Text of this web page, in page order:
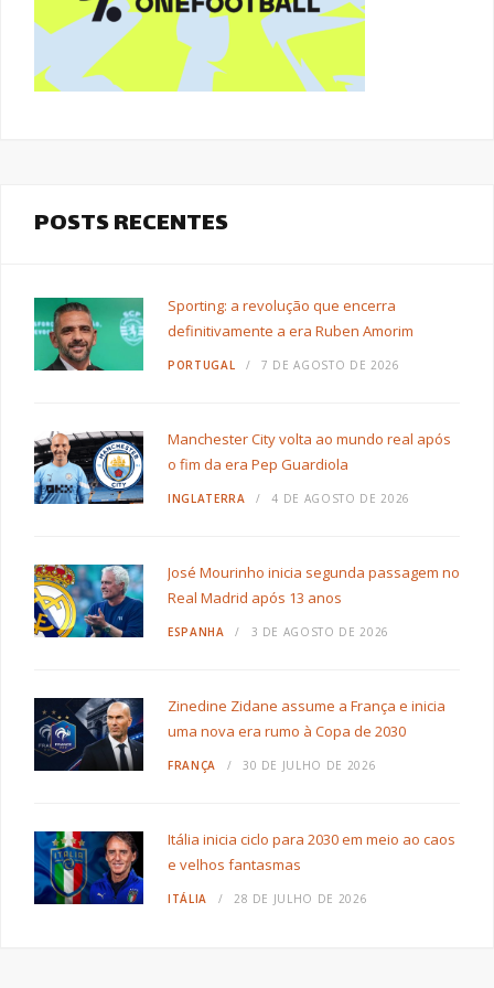
POSTS RECENTES
Sporting: a revolução que encerra
definitivamente a era Ruben Amorim
PORTUGAL 7 DE AGOSTO DE 2026
Manchester City volta ao mundo real após
o fim da era Pep Guardiola
INGLATERRA 4 DE AGOSTO DE 2026
José Mourinho inicia segunda passagem no
Real Madrid após 13 anos
ESPANHA 3 DE AGOSTO DE 2026
Zinedine Zidane assume a França e inicia
uma nova era rumo à Copa de 2030
FRANÇA 30 DE JULHO DE 2026
Itália inicia ciclo para 2030 em meio ao caos
e velhos fantasmas
ITÁLIA 28 DE JULHO DE 2026